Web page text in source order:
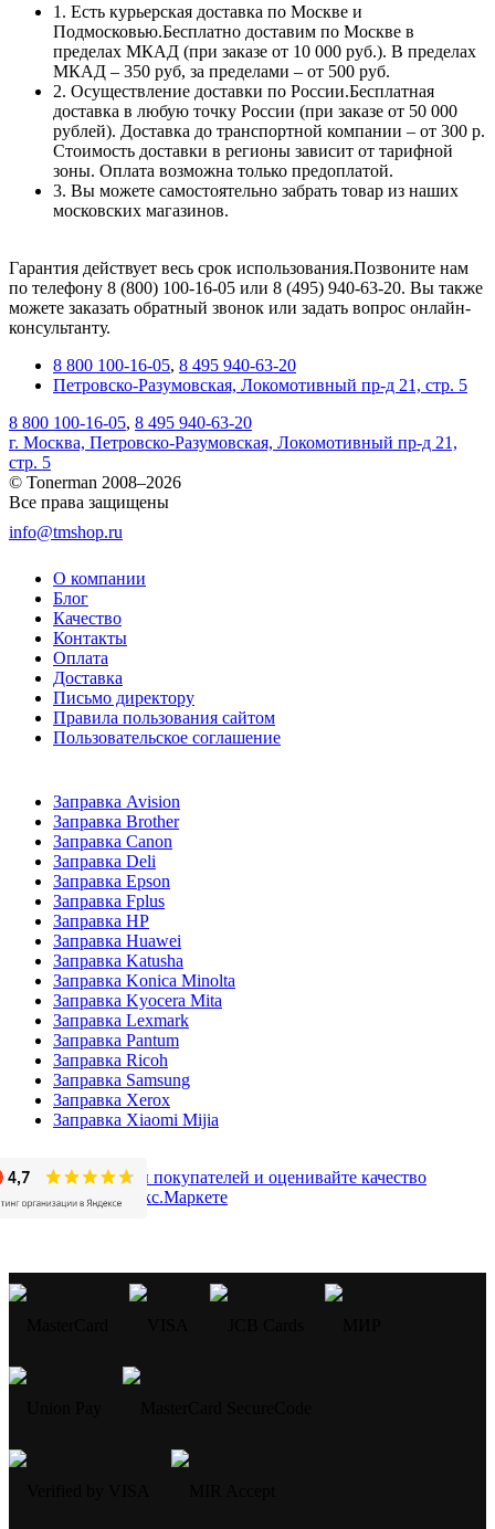
1. Есть курьерская доставка по Москве и
Подмосковью.Бесплатно доставим по Москве в
пределах МКАД (при заказе от 10 000 руб.). В пределах
МКАД – 350 руб, за пределами – от 500 руб.
2. Осуществление доставки по России.Бесплатная
доставка в любую точку России (при заказе от 50 000
рублей). Доставка до транспортной компании – от 300 р.
Стоимость доставки в регионы зависит от тарифной
зоны. Оплата возможна только предоплатой.
3. Вы можете самостоятельно забрать товар из наших
московских магазинов.
Гарантия действует весь срок использования.Позвоните нам
по телефону 8 (800) 100-16-05 или 8 (495) 940-63-20. Вы также
можете заказать обратный звонок или задать вопрос онлайн-
консультанту.
8 800 100-16-05, 8 495 940-63-20
Петровско-Разумовская, Локомотивный пр-д 21, стр. 5
8 800 100-16-05, 8 495 940-63-20
г. Москва, Петровско-Разумовская, Локомотивный пр-д 21,
стр. 5
© Tonerman 2008–2026
Все права защищены
info@tmshop.ru
О компании
Блог
Качество
Контакты
Оплата
Доставка
Письмо директору
Правила пользования сайтом
Пользовательское соглашение
Заправка Avision
Заправка Brother
Заправка Canon
Заправка Deli
Заправка Epson
Заправка Fplus
Заправка HP
Заправка Huawei
Заправка Katusha
Заправка Konica Minolta
Заправка Kyocera Mita
Заправка Lexmark
Заправка Pantum
Заправка Ricoh
Заправка Samsung
Заправка Xerox
Заправка Xiaomi Mijia